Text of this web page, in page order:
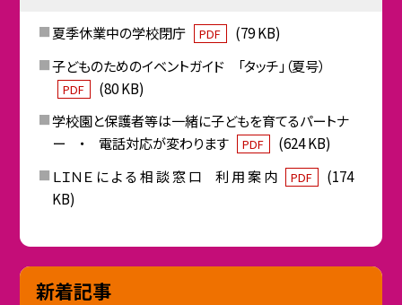
夏季休業中の学校閉庁 PDF
(79 KB)
子どものためのイベントガイド 「タッチ」（夏号）
PDF
(80 KB)
学校園と保護者等は一緒に子どもを育てるパートナ
ー ・ 電話対応が変わります
PDF
(624 KB)
ＬＩＮＥ に よ る 相 談 窓 口 利 用 案 内
PDF
(174
KB)
新着記事